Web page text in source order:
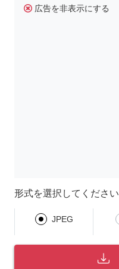
広告を非表示にする
形式を選択してください
JPEG